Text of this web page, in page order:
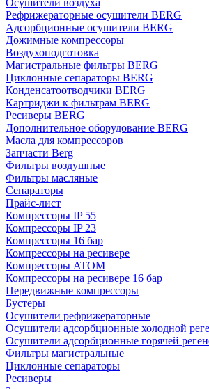
Осушители воздуха
Рефрижераторные осушители BERG
Адсорбционные осушители BERG
Дожимные компрессоры
Воздухоподготовка
Магистральные фильтры BERG
Циклонные сепараторы BERG
Конденсатоотводчики BERG
Картриджи к фильтрам BERG
Ресиверы BERG
Дополнительное оборудование BERG
Масла для компрессоров
Запчасти Berg
Фильтры воздушные
Фильтры масляные
Сепараторы
Прайс-лист
Компрессоры IP 55
Компрессоры IP 23
Компрессоры 16 бар
Компрессоры на ресивере
Компрессоры ATOM
Компрессоры на ресивере 16 бар
Передвижные компрессоры
Бустеры
Осушители рефрижераторные
Осушители адсорбционные холодной
Осушители адсорбционные горячей
Фильтры магистральные
Циклонные сепараторы
Ресиверы